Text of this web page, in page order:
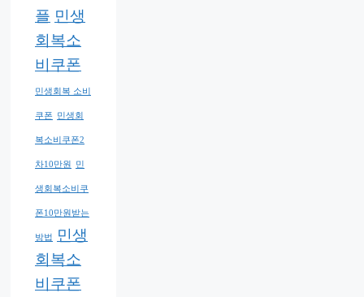
플 민생
회복소
비쿠폰
민생회복 소비
쿠폰 민생회
복소비쿠폰2
차10만원 민
생회복소비쿠
폰10만원받는
방법
민생
회복소
비쿠폰